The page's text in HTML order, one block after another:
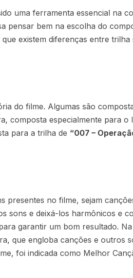
uma ferramenta essencial na
pensar bem na escolha do
existem diferenças entre
do filme. Algumas são
composta especialmente para
para a trilha de “007 –
presentes no filme, sejam
sons e deixá-los harmônicos e
garantir um bom resultado.
que engloba canções e outros
foi indicada como Melhor